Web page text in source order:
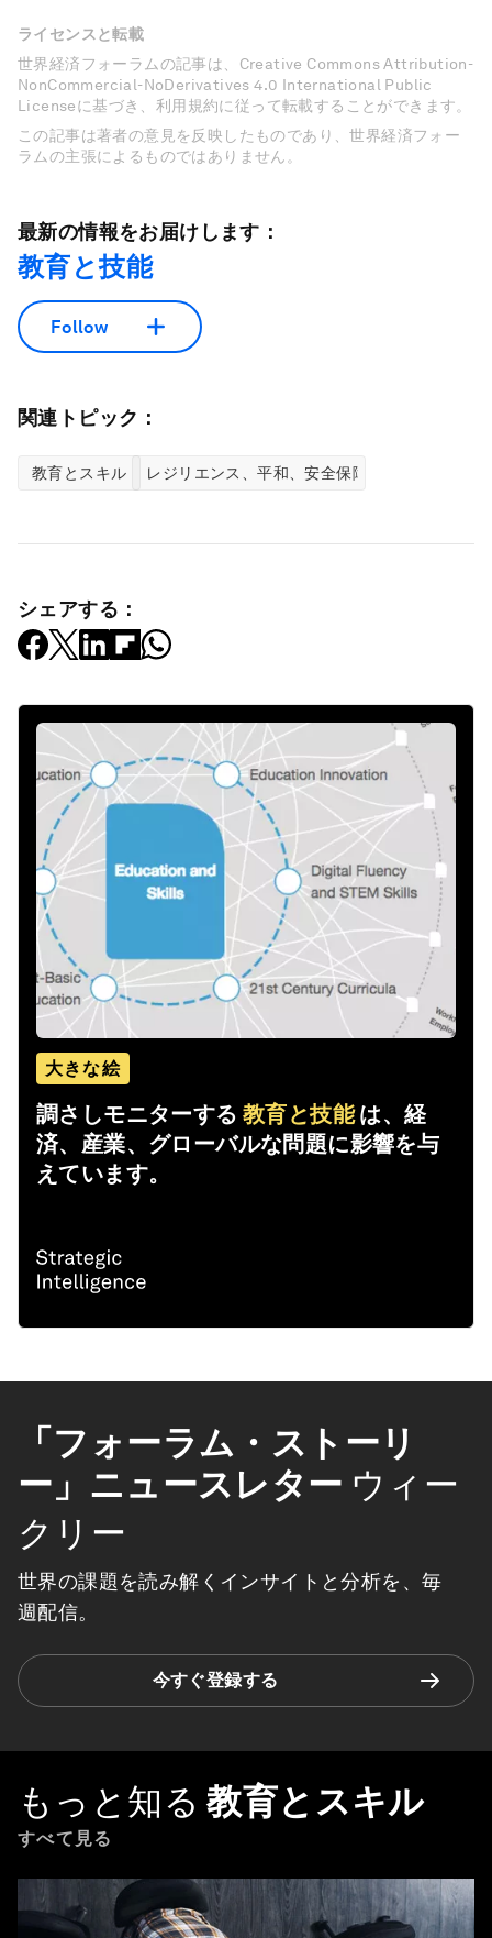
ライセンスと転載
世界経済フォーラムの記事は、Creative Commons Attribution-
NonCommercial-NoDerivatives 4.0 International Public
Licenseに基づき、利用規約に従って転載することができます。
この記事は著者の意見を反映したものであり、世界経済フォー
ラムの主張によるものではありません。
最新の情報をお届けします：
教育と技能
Follow
関連トピック：
教育とスキル レジリエンス、平和、安全保障
シェアする：
大きな絵
調さしモニターする 教育と技能 は、経
済、産業、グローバルな問題に影響を与
えています。
「フォーラム・ストーリ
ー」ニュースレター ウィー
クリー
世界の課題を読み解くインサイトと分析を、毎
週配信。
今すぐ登録する
もっと知る 教育とスキル
すべて見る